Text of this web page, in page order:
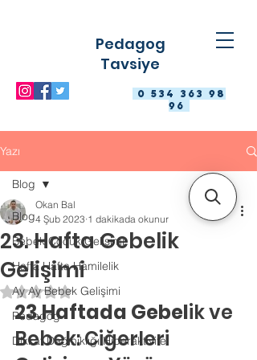
0 534 363 98
96
Pedagog
Tavsiye
Yazı
Blog
Bebek Çocuk Gelişimi
Hafta Hafta Hamilelik
Ay Ay Bebek Gelişimi
Pedagog
Dikkat Dağınıklığı Hiperaktivite
Blog
23. Hafta Gebelik
Gelişimi
Okan Bal
4 Şub 2023 1 dakikada okunur
5 üzerinden NaN yıldız
23.Haftada Gebelik ve
Bebek: Ciğerleri